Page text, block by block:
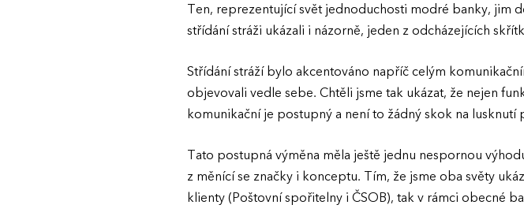
Ten, reprezentující svět jednoduchosti modré banky, jim
střídání stráži ukázali i názorně, jeden z odcházejících
Střídání stráží bylo akcentováno napříč celým
objevovali vedle sebe. Chtěli jsme tak ukázat, že nejen
komunikační je postupný a není to žádný skok na lusknutí
Tato postupná výměna měla ještě jednu nespornou
z měnící se značky i konceptu. Tím, že jsme oba světy
klienty (Poštovní spořitelny i ČSOB), tak v rámci obecné